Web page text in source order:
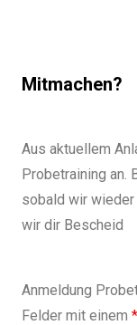
Mitmachen?
Aus aktuellem
Probetraining an.
sobald wir
wir dir Bescheid
Anmeldung
Felder mit einem *